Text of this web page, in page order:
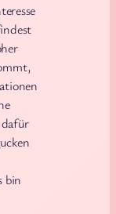
bin